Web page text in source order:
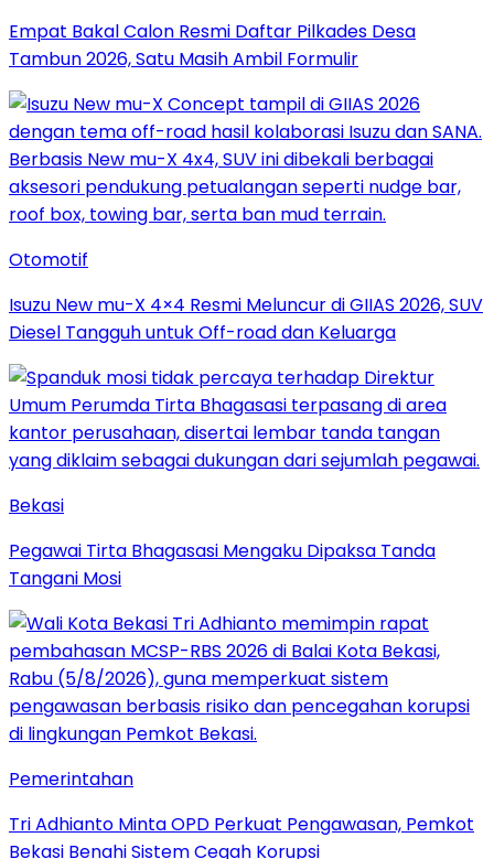
Empat Bakal Calon Resmi Daftar Pilkades Desa
Tambun 2026, Satu Masih Ambil Formulir
Otomotif
Isuzu New mu-X 4×4 Resmi Meluncur di GIIAS 2026, SUV
Diesel Tangguh untuk Off-road dan Keluarga
Bekasi
Pegawai Tirta Bhagasasi Mengaku Dipaksa Tanda
Tangani Mosi
Pemerintahan
Tri Adhianto Minta OPD Perkuat Pengawasan, Pemkot
Bekasi Benahi Sistem Cegah Korupsi